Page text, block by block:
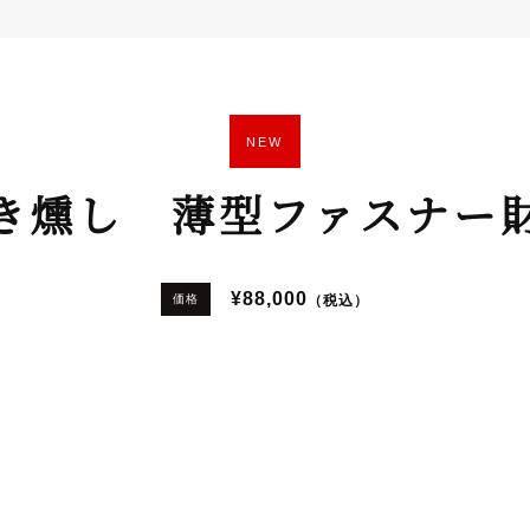
NEW
燻し 薄型ファスナー
価格 ¥88,000 （税込）